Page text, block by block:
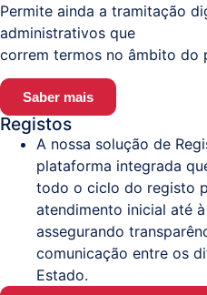
Permite ainda a tramitação
administrativos que
correm termos no âmbito do
Saber mais
Registos
A nossa solução de
plataforma integrada
todo o ciclo do registo
atendimento inicial até
assegurando
comunicação entre os
Estado.